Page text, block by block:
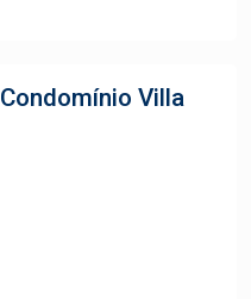
Condomínio Villa